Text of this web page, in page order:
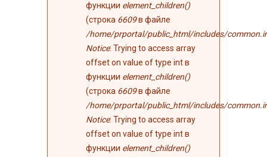
функции element_children()
(строка 6609в файле
/home/prportal/public_html/includes/
Notice: Trying to access array
offset on value of type int в
функции element_children()
(строка 6609в файле
/home/prportal/public_html/includes/
Notice: Trying to access array
offset on value of type int в
функции element_children()